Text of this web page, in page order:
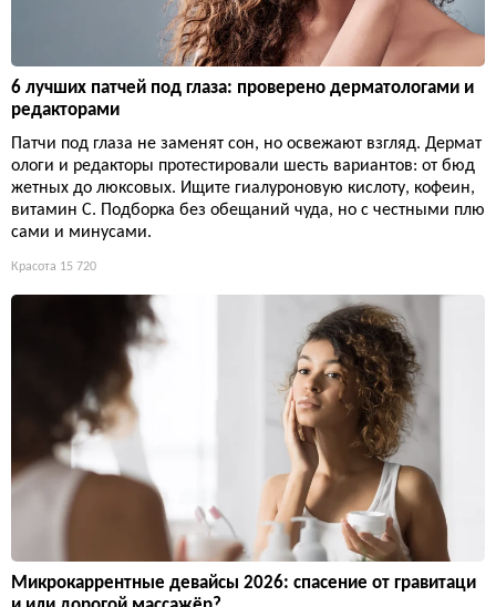
6 лучших патчей под глаза: проверено дерматологами и
редакторами
Патчи под глаза не заменят сон, но освежают взгляд. Дермат
ологи и редакторы протестировали шесть вариантов: от бюд
жетных до люксовых. Ищите гиалуроновую кислоту, кофеин,
витамин С. Подборка без обещаний чуда, но с честными плю
сами и минусами.
Красота 15 720
Микрокаррентные девайсы 2026: спасение от гравитаци